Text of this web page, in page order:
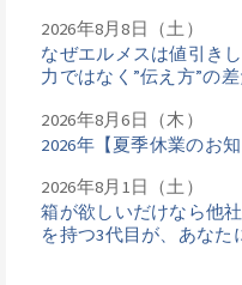
なぜエルメスは値引き
力ではなく”伝え方”の
2026年8月8日（土）
2026年【夏季休業のお知
2026年8月6日（木）
箱が欲しいだけなら他
を持つ3代目が、あなた
2026年8月1日（土）